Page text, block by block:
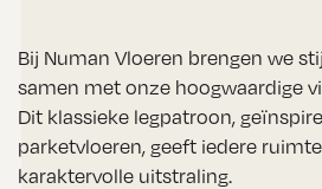
Bij Numan Vloeren brengen we
samen met onze hoogwaardige
Dit klassieke legpatroon,
parketvloeren, geeft iedere
karaktervolle uitstraling.